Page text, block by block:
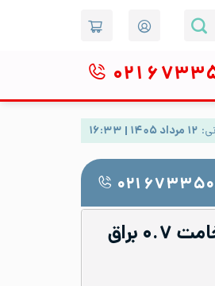
۰۲۱
۱۲ مرداد ۱۴۰۵ | ۱۶:۳۳
۶۷۳۳۵۰۰۰
ورق رول استیل ۴۳۰ عرض ۱۰۰۰ ضخامت ۰.۷ براق